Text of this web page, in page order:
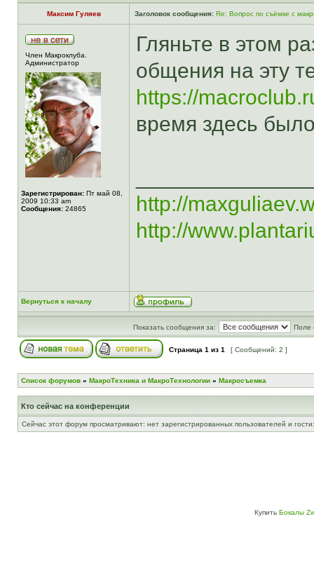
Максим Гуляев Заголовок сообщения: Re: Вопрос по съёмке с
Член Макроклуба.
Aдминистратор
Зарегистрирован: Пт май 08,
2009 10:33 am
Сообщения: 24865
Гляньте в этом
общения на эту
https://
время здесь
http://
http://
Вернуться к началу
Показать сообщения за: Поле
Страница 1 из 1 [ Сообщений: 2 ]
Список форумов » МакроТехника и МакроТехнологии » Макросъемка
Кто сейчас на конференции
Сейчас этот форум просматривают: нет зарегистрированных пользователей и
Купить Бокалы